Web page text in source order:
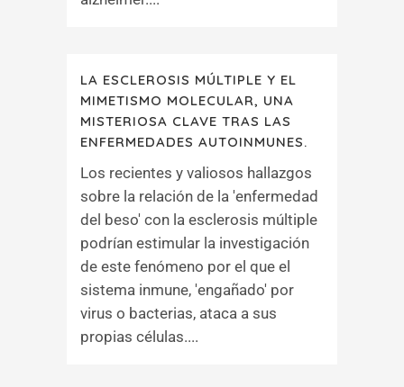
LA ESCLEROSIS MÚLTIPLE Y EL
MIMETISMO MOLECULAR, UNA
MISTERIOSA CLAVE TRAS LAS
ENFERMEDADES AUTOINMUNES.
Los recientes y valiosos hallazgos
sobre la relación de la 'enfermedad
del beso' con la esclerosis múltiple
podrían estimular la investigación
de este fenómeno por el que el
sistema inmune, 'engañado' por
virus o bacterias, ataca a sus
propias células....